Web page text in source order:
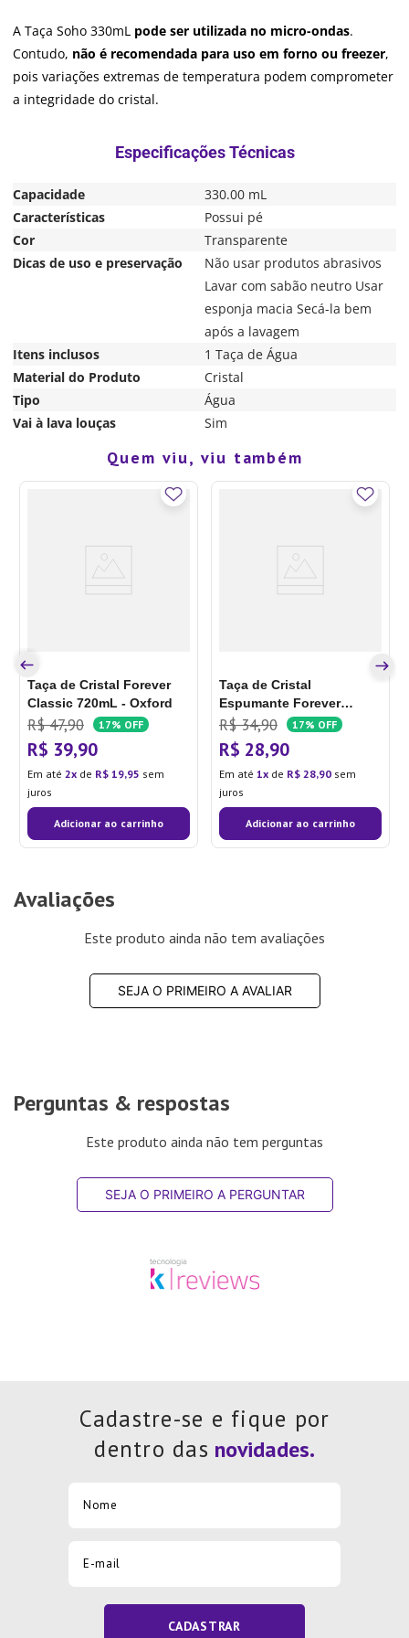
A Taça Soho 330mL pode ser utilizada no micro-ondas.
Contudo, não é recomendada para uso em forno ou freezer,
pois variações extremas de temperatura podem comprometer
a integridade do cristal.
Capacidade
330.00 mL
Características
Possui pé
Cor
Transparente
Dicas de uso e preservação
Não usar produtos abrasivos
Lavar com sabão neutro Usar
esponja macia Secá-la bem
após a lavagem
Itens inclusos
1 Taça de Água
Material do Produto
Cristal
Tipo
Água
Vai à lava louças
Sim
Quem viu, viu também
Taça de Cristal Forever
Classic 720mL - Oxford
R$ 47,90 17% OFF
R$ 39,90
Em até 2 de R$ 19,95 sem
juros
Adicionar ao carrinho
Taça de Cristal
Espumante Forever
Classic 210mL - Oxford
R$ 34,90 17% OFF
R$ 28,90
Em até 1 de R$ 28,90 sem
juros
Adicionar ao carrinho
Avaliações
Este produto ainda não tem avaliações
SEJA O PRIMEIRO A AVALIAR
Perguntas & respostas
Este produto ainda não tem perguntas
SEJA O PRIMEIRO A PERGUNTAR
Cadastre-se e fique por
dentro das
CADASTRAR